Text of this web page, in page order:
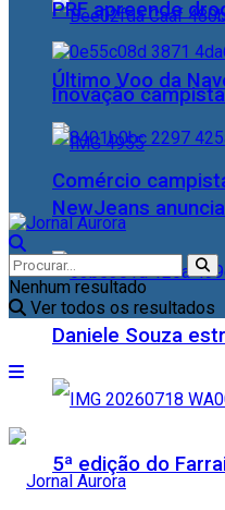
Último Voo da
NewJeans
Daniele Souza
5ª edição do
PRF apreende
Inovação
Comércio
Nenhum resultado
Ver todos os resultados